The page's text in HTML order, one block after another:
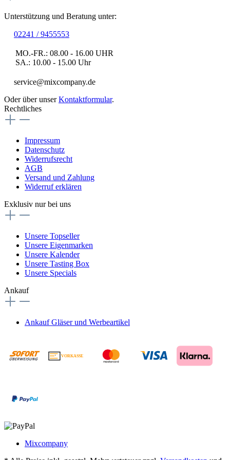
Unterstützung und Beratung unter:
02241 / 9455553
MO.-FR.: 08.00 - 16.00 UHR
SA.: 10.00 - 15.00 Uhr
service@mixcompany.de
Oder über unserKontaktformular.
Rechtliches
Impressum
Datenschutz
Widerrufsrecht
AGB
Versand und Zahlung
Widerruf erklären
Exklusiv nur bei uns
Unsere Topseller
Unsere Eigenmarken
Unsere Kalender
Unsere Tasting Box
Unsere Specials
Ankauf
Ankauf Gläser und Werbeartikel
VORKASSE
Mixcompany